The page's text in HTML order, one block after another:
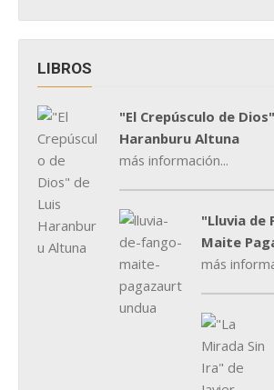
LIBROS
"El Crepúsculo de
Haranburu Altuna
más información...
"Lluvia de
Maite
más